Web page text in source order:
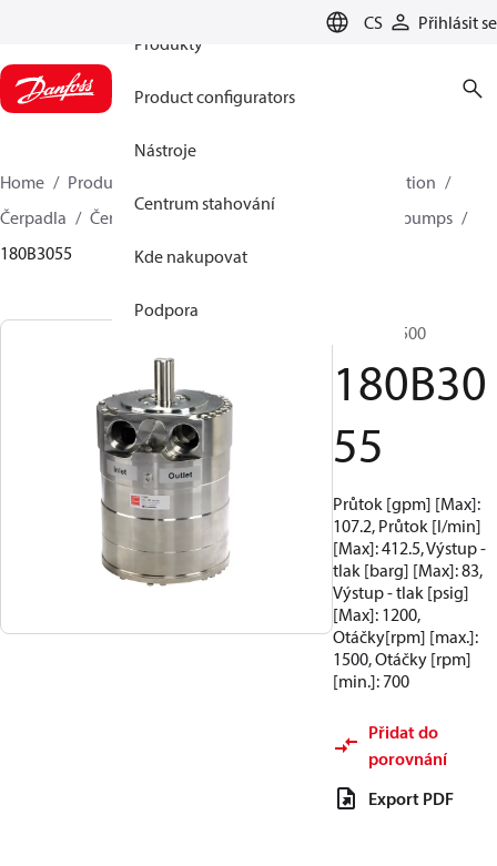
CS
Přihlásit se
Produkty
Product configurators
Nástroje
Centrum stahování
Kde nakupovat
Podpora
Home Produkty
Desalination
Čerpadla
Čerpadla pro mořskou vodu
APP 0.6-46 pumps
180B3055
APP 24/1500
180B30
55
Průtok [gpm] [Max]:
107.2, Průtok [l/min]
[Max]: 412.5, Výstup -
tlak [barg] [Max]: 83,
Výstup - tlak [psig]
[Max]: 1200,
Otáčky[rpm] [max.]:
1500, Otáčky [rpm]
[min.]: 700
Přidat do
porovnání
Export PDF